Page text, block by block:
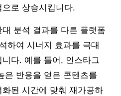
로 상승시킵니다.
분석 결과를 다른 플랫폼
하여 시너지 효과를 극대
다. 예를 들어, 인스타그
은 반응을 얻은 콘텐츠를
된 시간에 맞춰 재가공하